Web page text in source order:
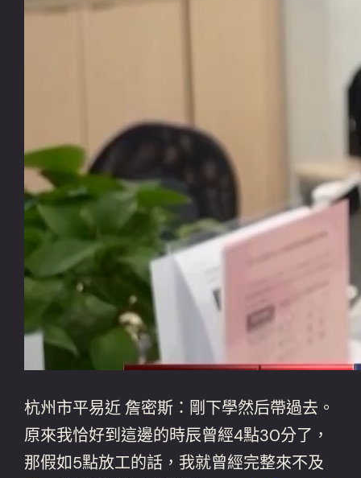
杭州市平易近 詹密斯：剛下學然后帶過去。
原來我恰好到這邊的時辰曾經4點30分了，
那假如5點放工的話，我就曾經完整來不及